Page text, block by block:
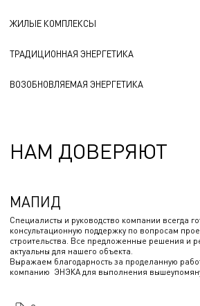
ЖИЛЫЕ КОМПЛЕКСЫ
ТРАДИЦИОННАЯ ЭНЕРГЕТИКА
ВОЗОБНОВЛЯЕМАЯ ЭНЕРГЕТИКА
НАМ ДОВЕРЯЮТ
МАПИД
Специалисты и руководство компании всегда
консультационную поддержку по вопросам
строительства. Все предложенные решения и
актуальны для нашего объекта.
Выражаем благодарность за проделанную
компанию ЭНЭКА для выполнения